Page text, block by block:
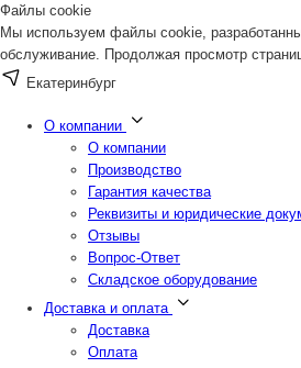
Файлы cookie
Мы используем файлы cookie,
обслуживание. Продолжая просмотр
Екатеринбург
О компании
О компании
Производство
Гарантия качества
Реквизиты и юридические
Отзывы
Вопрос-Ответ
Складское оборудование
Доставка и оплата
Доставка
Оплата